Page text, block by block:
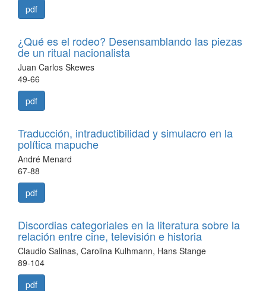
pdf
¿Qué es el rodeo? Desensamblando las piezas
de un ritual nacionalista
Juan Carlos Skewes
49-66
pdf
Traducción, intraductibilidad y simulacro en la
política mapuche
André Menard
67-88
pdf
Discordias categoriales en la literatura sobre la
relación entre cine, televisión e historia
Claudio Salinas, Carolina Kulhmann, Hans Stange
89-104
pdf